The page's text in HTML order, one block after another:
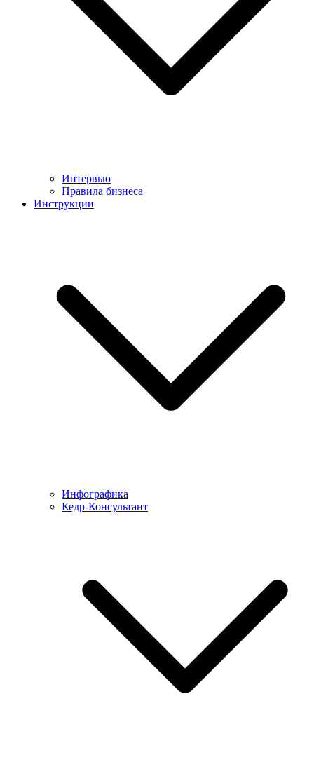
Интервью
Правила бизнеса
Инструкции
Инфографика
Кедр-Консультант